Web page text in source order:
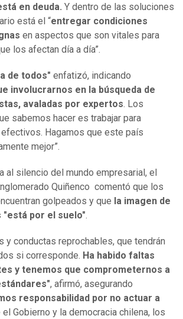
en deuda. Y dentro de las soluciones
está el “entregar condiciones
en aspectos que son vitales para
los afectan día a día”.
de todos" enfatizó, indicando
involucrarnos en la búsqueda de
avaladas por expertos. Los
sabemos hacer es trabajar para
Hagamos que este país
mejor”.
al silencio del mundo empresarial, el
Quiñenco comentó que los
golpeados y que la imagen de
"está por el suelo".
y conductas reprochables, que tendrán
si corresponde. Ha habido faltas
y tenemos que comprometernos a
, afirmó, asegurando
responsabilidad por no actuar a
el Gobierno y la democracia chilena, los